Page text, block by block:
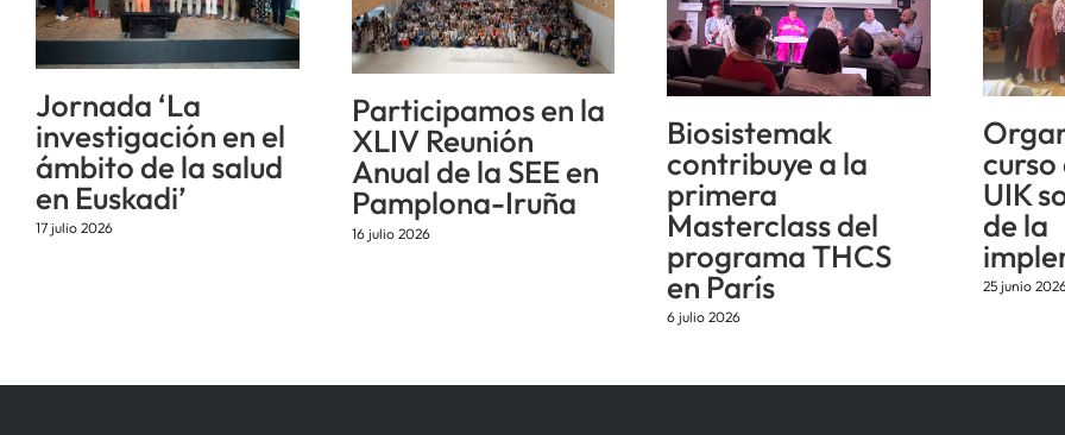
Jornada ‘La
investigación en el
ámbito de la salud
en Euskadi’
17 julio 2026
Participamos en la
XLIV Reunión
Anual de la SEE en
Pamplona-Iruña
16 julio 2026
Biosistemak
contribuye a la
primera
Masterclass del
programa THCS
en París
6 julio 2026
curso
UIK
de la
25 junio